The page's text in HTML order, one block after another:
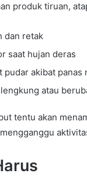
produk tiruan,
dan retak
saat hujan deras
pudar akibat panas
atau
tentu akan